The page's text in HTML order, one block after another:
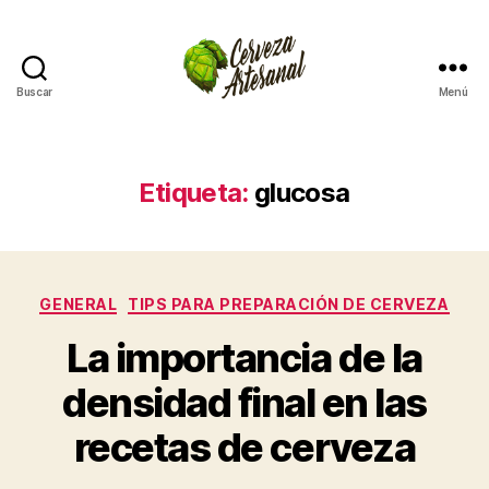
Buscar
artesanal
en
Menú
Etiqueta: glucosa
Categorías
GENERAL TIPS PARA PREPARACIÓN DE CERVEZA
La importancia de la
densidad final en las
recetas de cerveza